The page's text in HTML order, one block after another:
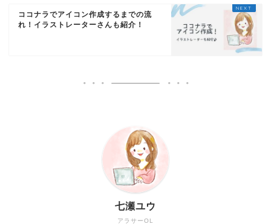
ココナラでアイコン作成するまでの流
れ！イラストレーターさんも紹介！
アラサーOL
七瀬ユウ